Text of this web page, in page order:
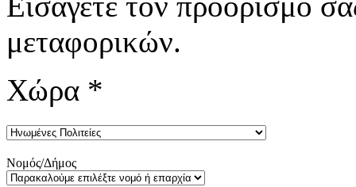
μεταφορικών.
Χώρα *
Νομός/Δήμος